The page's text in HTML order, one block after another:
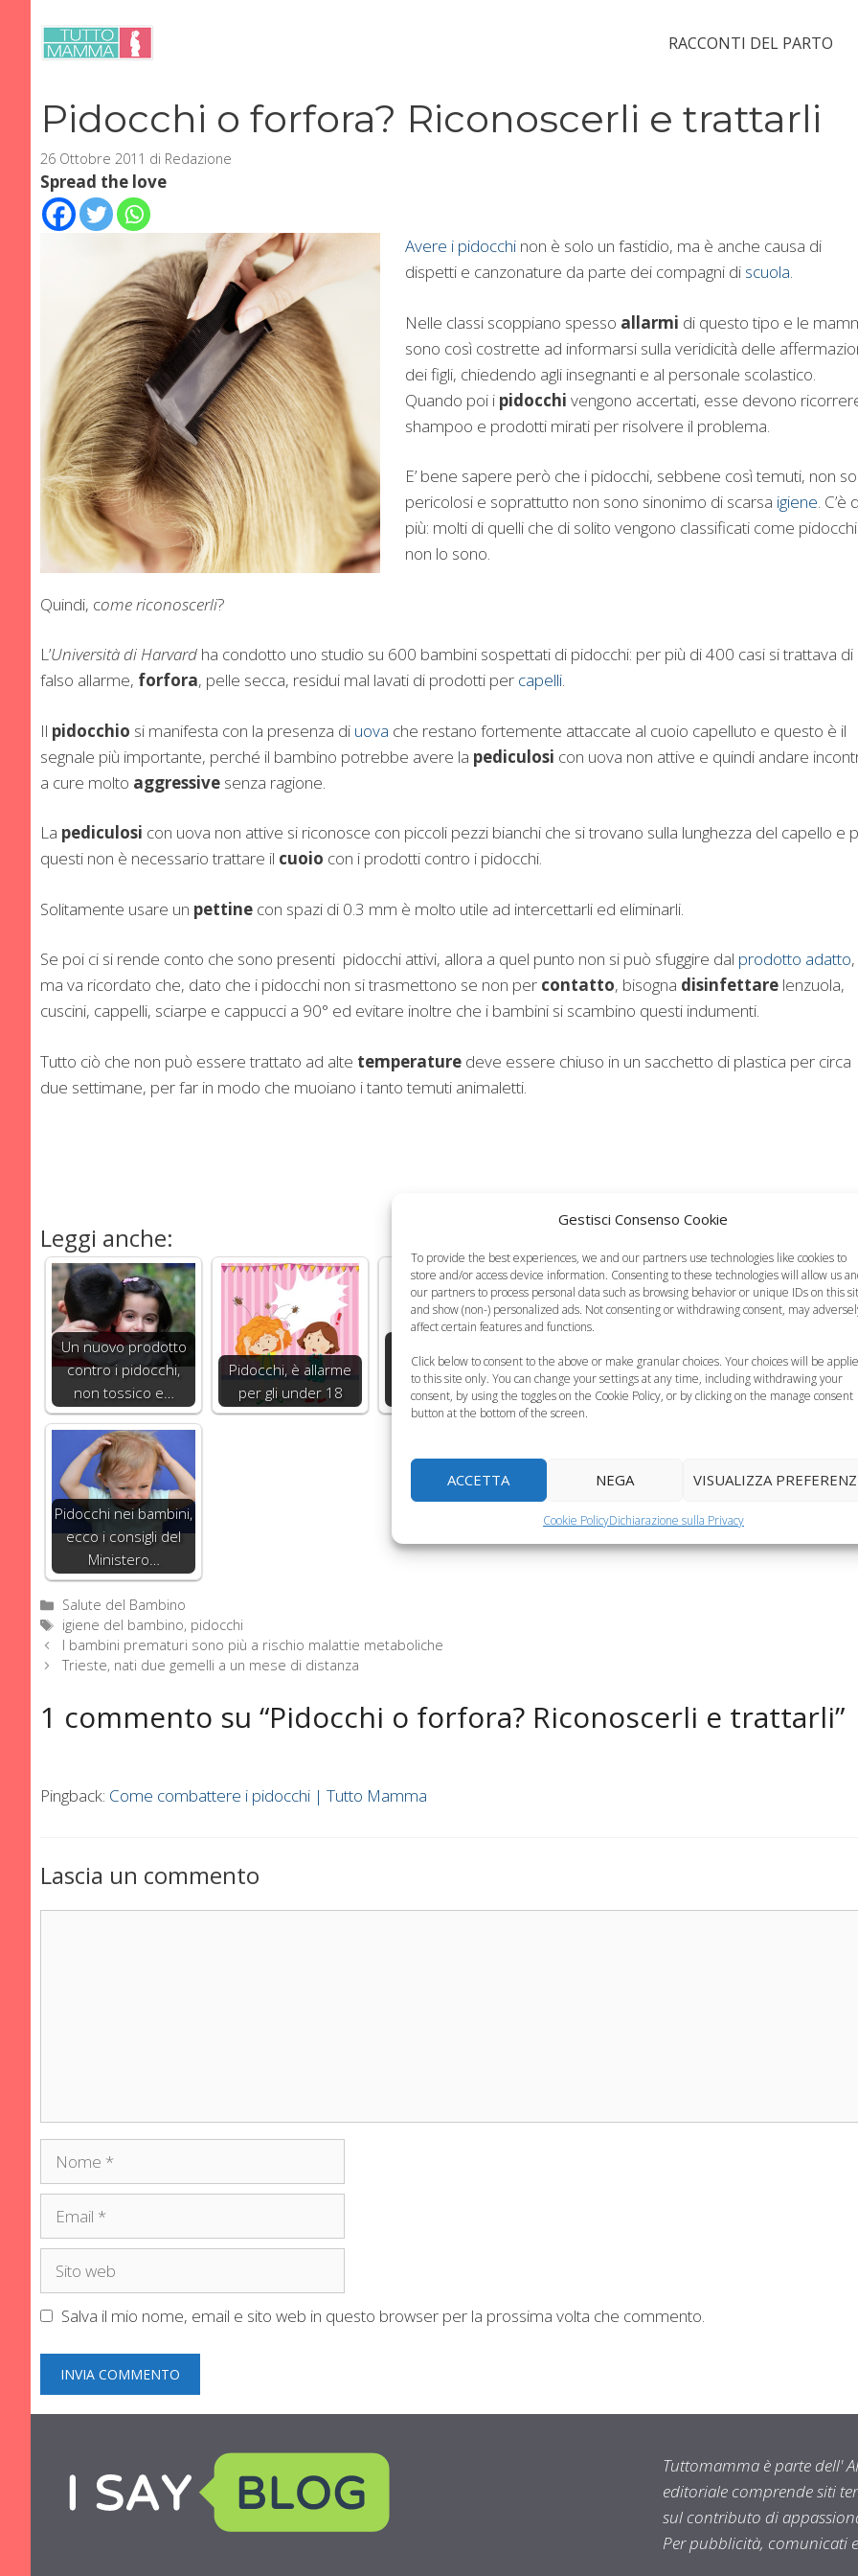
Gestisci Consenso Cookie
To provide the best experiences, we and our partners use technologies like cookies to
store and/or access device information. Consenting to these technologies will allow us
our partners to process personal data such as browsing behavior or unique IDs on this
and show (non-) personalized ads. Not consenting or withdrawing consent, may
affect certain features and functions.
Click below to consent to the above or make granular choices. Your choices will be
to this site only. You can change your settings at any time, including withdrawing your
consent, by using the toggles on the Cookie Policy, or by clicking on the manage consent
button at the bottom of the screen.
ACCETTA NEGA VISUALIZZA
Cookie PolicyDichiarazione sulla Privacy
contenuto
RACCONTI DEL PARTO
Pidocchi o forfora? Riconoscerli e trattarli
26 Ottobre 2011 di Redazione
Spread the love
Avere i pidocchinon è solo un fastidio, ma è anche causa di
dispetti e canzonature da parte dei compagni di scuola.
Nelle classi scoppiano spesso allarmi di questo tipo e le
sono così costrette ad informarsi sulla veridicità delle
dei figli, chiedendo agli insegnanti e al personale scolastico.
Quando poi ipidocchi vengono accertati, esse devono
shampoo e prodotti mirati per risolvere il problema.
E’ bene sapere però che i pidocchi, sebbene così temuti, non
pericolosi e soprattutto non sono sinonimo di scarsa igiene. C’è
più: molti di quelli che di solito vengono classificati come pidocchi
non lo sono.
Quindi, come riconoscerli?
L’Università di Harvard ha condotto uno studio su 600 bambini sospettati di pidocchi: per più di 400 casi si trattava di
falso allarme, forfora, pelle secca, residui mal lavati di prodotti per capelli.
Il pidocchio si manifesta con la presenza di uova che restano fortemente attaccate al cuoio capelluto e questo è il
segnale più importante, perché il bambino potrebbe avere la pediculosi con uova non attive e quindi andare
a cure molto aggressive senza ragione.
La pediculosi con uova non attive si riconosce con piccoli pezzi bianchi che si trovano sulla lunghezza del capello e
questi non è necessario trattare il cuoio con i prodotti contro i pidocchi.
Solitamente usare un pettine con spazi di 0.3 mm è molto utile ad intercettarli ed eliminarli.
Se poi ci si rende conto che sono presenti pidocchi attivi, allora a quel punto non si può sfuggire dal prodotto adatto,
ma va ricordato che, dato che i pidocchi non si trasmettono se non per contatto, bisogna disinfettare lenzuola,
cuscini, cappelli, sciarpe e cappucci a 90° ed evitare inoltre che i bambini si scambino questi indumenti.
Tutto ciò che non può essere trattato ad alte temperature deve essere chiuso in un sacchetto di plastica per circa
due settimane, per far in modo che muoiano i tanto temuti animaletti.
Leggi anche:
Un nuovo prodotto
contro i pidocchi,
non tossico e…
Pidocchi, è allarme
per gli under 18
Attenzione ai
pidocchi!
pidocchi per
bambini, il balsamo
pidocchi, ecco i
rimedi naturali
Pidocchi nei bambini,
ecco i consigli del
Ministero…
Categorie
Salute del Bambino
Tag
igiene del bambino, pidocchi
I bambini prematuri sono più a rischio malattie metaboliche
Trieste, nati due gemelli a un mese di distanza
1 commento su “Pidocchi o forfora? Riconoscerli e trattarli”
Pingback: Come combattere i pidocchi | Tutto Mamma
Lascia un commento
Nome
Email
Sito
Salva il mio nome, email e sito web in questo browser per la prossima volta che commento.
Tuttomamma è parte dell'
editoriale comprende siti
sul contributo di
Per pubblicità, comunicati